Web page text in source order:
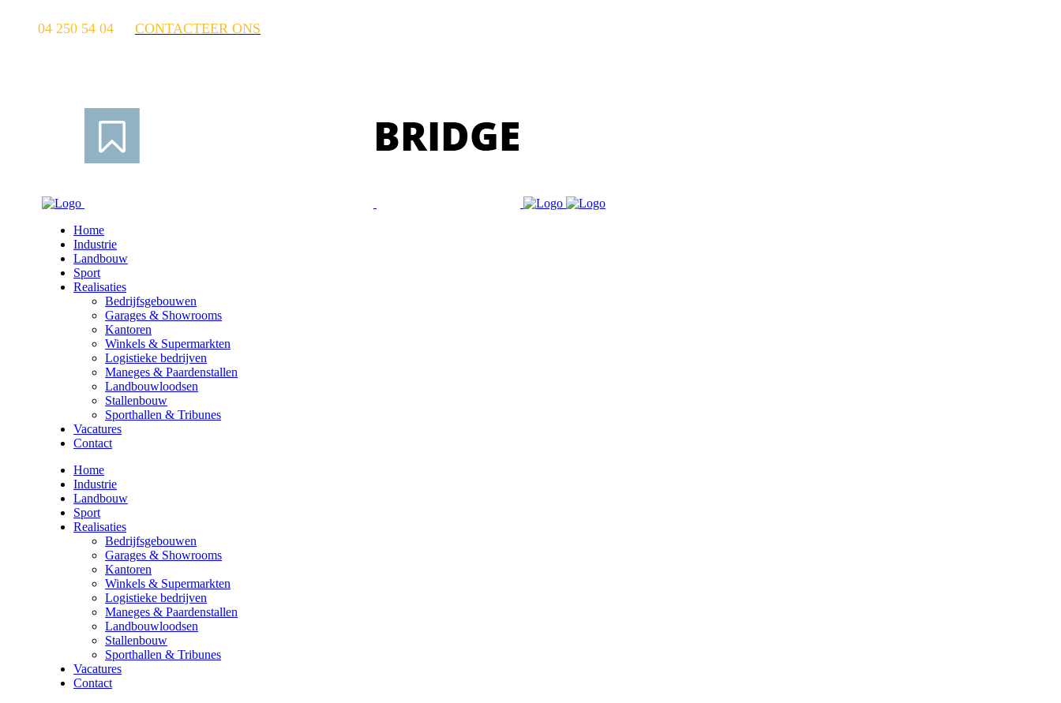
04 250 54 04 CONTACTEER ONS
Home
Industrie
Landbouw
Sport
Realisaties
Bedrijfsgebouwen
Garages & Showrooms
Kantoren
Winkels & Supermarkten
Logistieke bedrijven
Maneges & Paardenstallen
Landbouwloodsen
Stallenbouw
Sporthallen & Tribunes
Vacatures
Contact
Home
Industrie
Landbouw
Sport
Realisaties
Bedrijfsgebouwen
Garages & Showrooms
Kantoren
Winkels & Supermarkten
Logistieke bedrijven
Maneges & Paardenstallen
Landbouwloodsen
Stallenbouw
Sporthallen & Tribunes
Vacatures
Contact